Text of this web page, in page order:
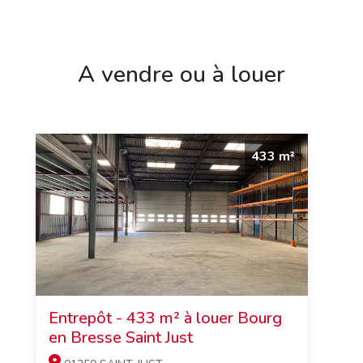
A vendre ou à louer
433 m²
Entrepôt - 433 m² à louer Bourg
en Bresse Saint Just